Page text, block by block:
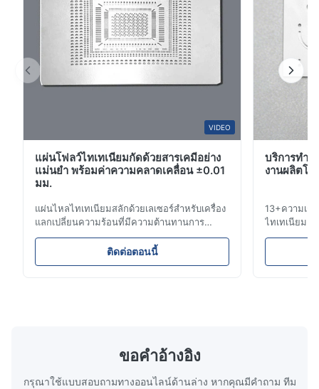
Jan 26.2026
The product is ultra-precision.
Jan 9.2026
Very good quality product, and great service, would definitely
Aaron
Dec 10.2025
VIDEO
แผ่นโฟลว์ไทเทเนียมกัดด้วยสารเคมีอย่าง
แม่นยำ พร้อมค่าความคลาดเคลื่อน ±0.01
มม.
แผ่นไหลไทเทเนียมสลักด้วยเลเซอร์สำหรับเครื่อง
แลกเปลี่ยนความร้อนที่มีความต้านทานการ
กัดกร่อนสูง ภาพรวมแผ่นไหลXinhaisen
Technology เชี่ยวชาญในการผลิตแผ่นไหลสลัก
ด้วยสารเคมีความแม่นยำสูงสำหรับการฉีด
ติดต่อตอนนี้
บริการทําเ
งานผลิตโล
13+ความเชี่
ไทเทเนียม
การแพทย์แล
ข้อเสนอทันที
ขอคําอ้างอิง
กรุณาใช้แบบสอบถามทางออนไลน์ด้านล่าง หากคุณมีคําถาม ทีม